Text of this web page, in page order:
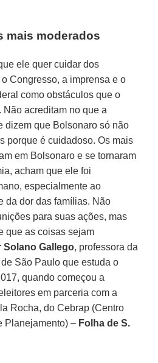
mais moderados
ele quer cuidar dos
Congresso, a imprensa e o
como obstáculos que o
Não acreditam no que a
dizem que Bolsonaro só não
porque é cuidadoso. Os mais
em Bolsonaro e se tornaram
acham que ele foi
especialmente ao
da dor das famílias. Não
para suas ações, mas
que as coisas sejam
Solano Gallego, professora da
São Paulo que estuda o
quando começou a
em parceria com a
Rocha, do Cebrap (Centro
Planejamento) – Folha de S.